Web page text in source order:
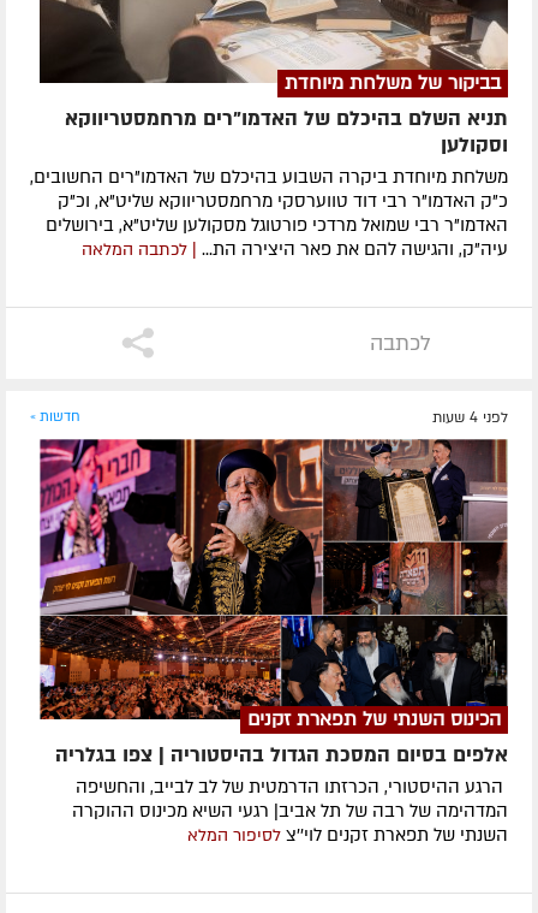
בביקור של משלחת מיוחדת
תניא השלם בהיכלם של האדמו"רים מרחמסטריווקא
וסקולען
משלחת מיוחדת ביקרה השבוע בהיכלם של האדמו"רים החשובים,
כ"ק האדמו"ר רבי דוד טווערסקי מרחמסטריווקא שליט"א, וכ"ק
האדמו"ר רבי שמואל מרדכי פורטוגל מסקולען שליט"א, בירושלים
עיה"ק, והגישה להם את פאר היצירה הת...
| לכתבה המלאה
לכתבה
לפני 4 שעות חדשות »
הכינוס השנתי של תפארת זקנים
אלפים בסיום המסכת הגדול בהיסטוריה | צפו בגלריה
הרגע ההיסטורי, הכרזתו הדרמטית של לב לבייב, והחשיפה
המדהימה של רבה של תל אביב| רגעי השיא מכינוס ההוקרה
השנתי של תפארת זקנים לוי''צ לסיפור המלא